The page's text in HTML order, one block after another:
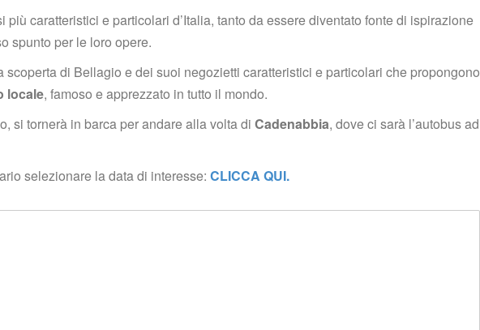
più caratteristici e particolari d’Italia, tanto da essere diventato fonte di ispirazione
spunto per le loro opere.
di Bellagio e dei suoi negozietti caratteristici e particolari che propongono
locale, famoso e apprezzato in tutto il mondo.
si tornerà in barca per andare alla volta di Cadenabbia, dove ci sarà l’autobus ad
selezionare la data di interesse: CLICCA QUI.